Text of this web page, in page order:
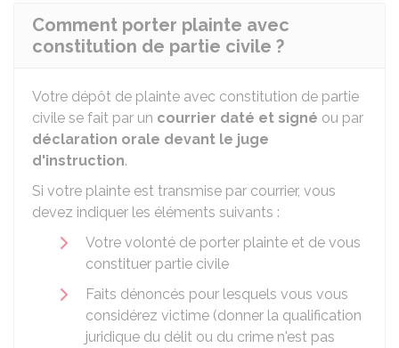
Comment porter plainte avec
constitution de partie civile ?
Votre dépôt de plainte avec constitution de partie
civile se fait par un courrier daté et signé ou par
déclaration orale devant le juge
d'instruction.
Si votre plainte est transmise par courrier, vous
devez indiquer les éléments suivants :
Votre volonté de porter plainte et de vous
constituer partie civile
Faits dénoncés pour lesquels vous vous
considérez victime (donner la qualification
juridique du délit ou du crime n'est pas